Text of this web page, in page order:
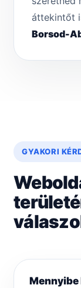
áttekintőt
Borsod-
GYAKORI
Mennyibe